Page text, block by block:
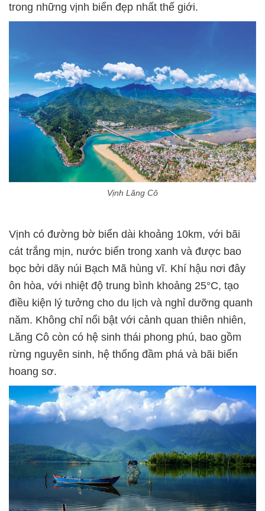
trong những vịnh biển đẹp nhất thế giới.
Vịnh Lăng Cô
Vịnh có đường bờ biển dài khoảng 10km, với bãi
cát trắng mịn, nước biển trong xanh và được bao
bọc bởi dãy núi Bạch Mã hùng vĩ. Khí hậu nơi đây
ôn hòa, với nhiệt độ trung bình khoảng 25°C, tạo
điều kiện lý tưởng cho du lịch và nghỉ dưỡng quanh
năm. Không chỉ nổi bật với cảnh quan thiên nhiên,
Lăng Cô còn có hệ sinh thái phong phú, bao gồm
rừng nguyên sinh, hệ thống đầm phá và bãi biển
hoang sơ.